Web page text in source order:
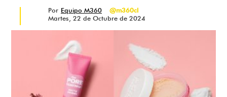
Por Equipo M360
@m360cl
Martes, 22 de Octubre de 2024